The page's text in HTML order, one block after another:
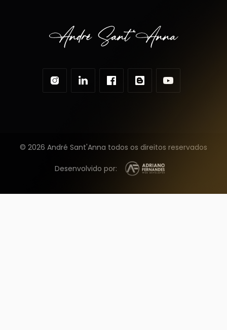
© 2026 André Sant'Anna todos os direitos reservados
Desenvolvido por: